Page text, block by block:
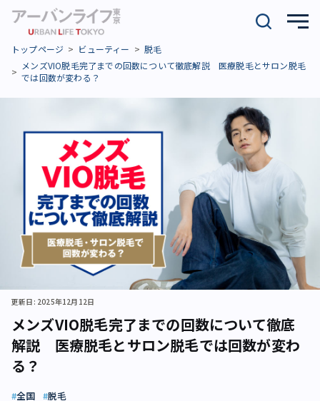
トップページ ビューティー
脱毛
メンズVIO脱毛完了までの回数について徹底解説 医療脱毛とサロン脱毛
では回数が変わる？
メンズVIO脱毛完了までの回数について徹底
解説 医療脱毛とサロン脱毛では回数が変わ
る？
更新日: 2025年12月12日
全国 脱毛